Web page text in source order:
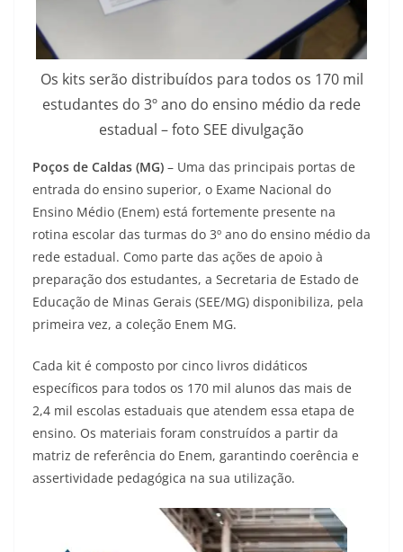
Os kits serão distribuídos para todos os 170 mil
estudantes do 3º ano do ensino médio da rede
estadual – foto SEE divulgação
Poços de Caldas (MG) – Uma das principais portas de
entrada do ensino superior, o Exame Nacional do
Ensino Médio (Enem) está fortemente presente na
rotina escolar das turmas do 3º ano do ensino médio da
rede estadual. Como parte das ações de apoio à
preparação dos estudantes, a Secretaria de Estado de
Educação de Minas Gerais (SEE/MG) disponibiliza, pela
primeira vez, a coleção Enem MG.
Cada kit é composto por cinco livros didáticos
específicos para todos os 170 mil alunos das mais de
2,4 mil escolas estaduais que atendem essa etapa de
ensino. Os materiais foram construídos a partir da
matriz de referência do Enem, garantindo coerência e
assertividade pedagógica na sua utilização.